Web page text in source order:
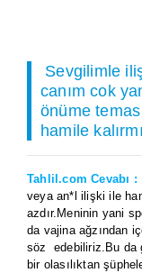
Sevgilimle
canım cok
önüme
hamile
Tahlil.com Cevabı :
veya an*l ilişki ile
azdır.Meninin yani
da vajina ağzından
söz edebiliriz.Bu da
bir olasılıktan